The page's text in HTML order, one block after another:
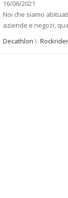
16/06/2021
Noi che siamo
aziende e negozi,
Decathlon \ Rockrider